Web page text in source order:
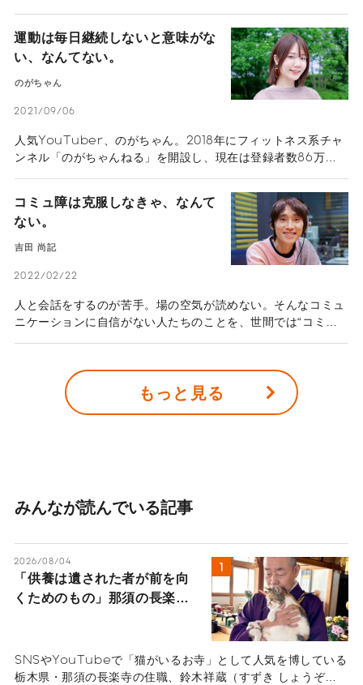
みんなが読んでいる記事
2026/08/04
「供養は遺された者が前を向
くためのもの」那須の長楽寺
SNSやYouTubeで「猫がいるお寺」として人気を博している
栃木県・那須の長楽寺の住職、鈴木祥蔵（すずき しょうぞ
運動は毎日継続しないと意味がな
い、なんてない。
のがちゃん
2021/09/06
人気YouTuber、のがちゃん。2018年にフィットネス系チャ
ンネル「のがちゃんねる」を開設し、現在は登録者数86万人
ィットネスやスポーツに縁があったわけではない。そんな彼女
の原点は、中学や高校時代のダイエット。食べないダイエット
などに挑戦しては、リバウンドの繰り返し。当時の経験と現在
のYouTube活動から見えてきたのは、「継続の大切さ」だ。
多くの人が直面する体作りや健康について、のがちゃんの考え
を伺った。
コミュ障は克服しなきゃ、なんて
ない。
吉田 尚記
2022/02/22
人と会話をするのが苦手。場の空気が読めない。そんなコミュ
ニケーションに自信がない人たちのことを、世間では“コミュ
ったり……アナウンサーの吉田尚記さんは、“コミュ障”とは一
見無縁の人物に見える。しかし、長年コミュニケーションがう
まく取れないことに悩んできたという。「僕は、さまざま
もっと見る